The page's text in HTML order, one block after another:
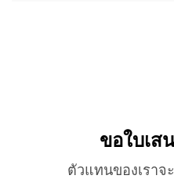
ขอใบเส
ตัวแทนของเราจ